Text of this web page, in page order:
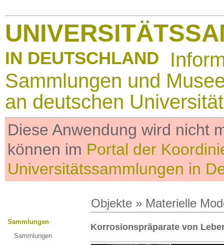
IN DEUTSCHLAND
Sammlungen und
an deutschen
Diese Anwendung wird nicht
können im Portal der
Universitätssammlungen in
Objekte » Materielle
Sammlungen
Sammlungen
Korrosionspräparate von